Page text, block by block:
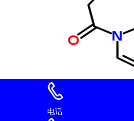
N-乙烯基已内酰胺
电话